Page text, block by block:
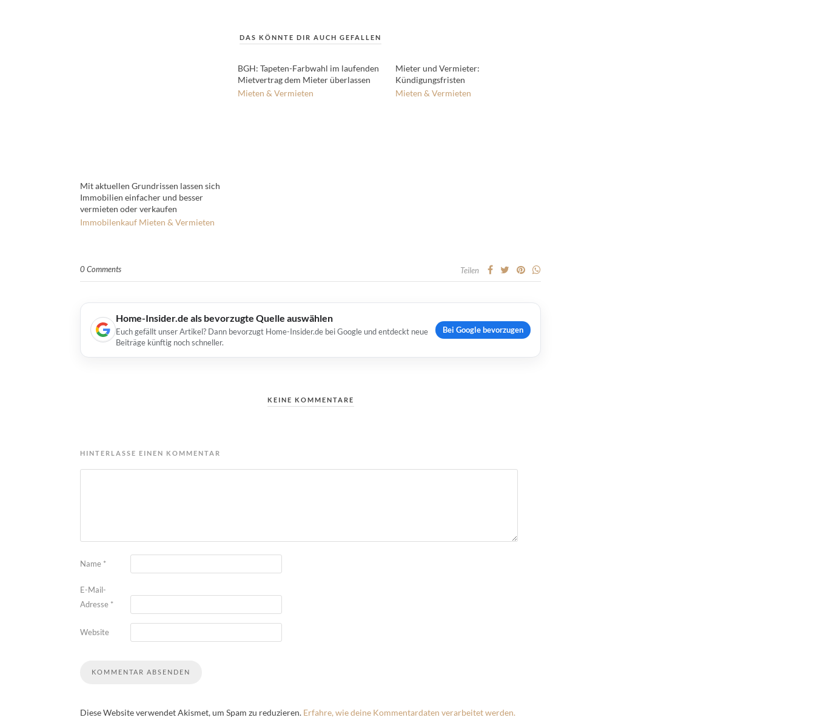
DAS KÖNNTE DIR AUCH GEFALLEN
Mit aktuellen Grundrissen lassen sich
Immobilien einfacher und besser
vermieten oder verkaufen
Immobilenkauf Mieten & Vermieten
BGH: Tapeten-Farbwahl im laufenden
Mietvertrag dem Mieter überlassen
Mieten & Vermieten
Mieter und Vermieter:
Kündigungsfristen
Mieten & Vermieten
0 Comments Teilen
Home-Insider.de als bevorzugte Quelle auswählen
Euch gefällt unser Artikel? Dann bevorzugt Home-Insider.de bei Google und entdeckt neue
Beiträge künftig noch schneller.
Bei Google bevorzugen
KEINE KOMMENTARE
HINTERLASSE EINEN KOMMENTAR
Name *
E-Mail-
Adresse *
Website
Diese Website verwendet Akismet, um Spam zu reduzieren. Erfahre, wie deine Kommentardaten verarbeitet werden.